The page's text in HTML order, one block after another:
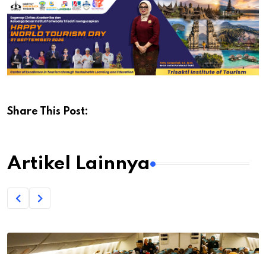
Share This Post:
Artikel Lainnya